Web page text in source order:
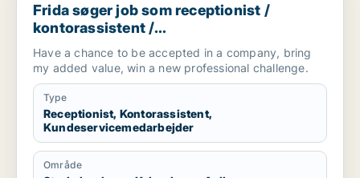
Frida søger job som receptionist /
kontorassistent /
kundeservicemedarbejder
Have a chance to be accepted in a company, bring
my added value, win a new professional challenge.
Type
Receptionist, Kontorassistent,
Kundeservicemedarbejder
Område